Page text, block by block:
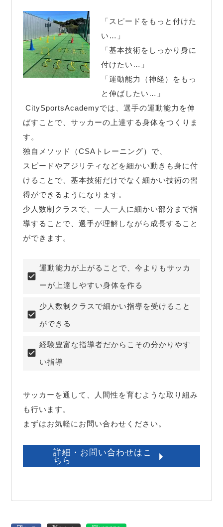
「スピードをもっと付けた
い…」
「基本技術をしっかり身に
付けたい…」
「運動能力（神経）をもっ
と伸ばしたい…」
ばすことで、サッカーの上達する身体をつくりま
す。
独自メソッド（CSAトレーニング）で、
スピードやアジリティなどを細かい動きも身に付
けることで、基本技術だけでなく細かい技術の習
得ができるようになります。
少人数制クラスで、一人一人に細かい部分まで指
導することで、選手が理解しながら成長すること
ができます。
運動能力が上がることで、今よりもサッカ
ーが上達しやすい身体を作る
少人数制クラスで細かい指導を受けること
ができる
経験豊富な指導者だからこその分かりやす
い指導
サッカーを通して、人間性を育むような取り組み
も行います。
まずはお気軽にお問い合わせください。
詳細・お問い合わせはこ
ちら